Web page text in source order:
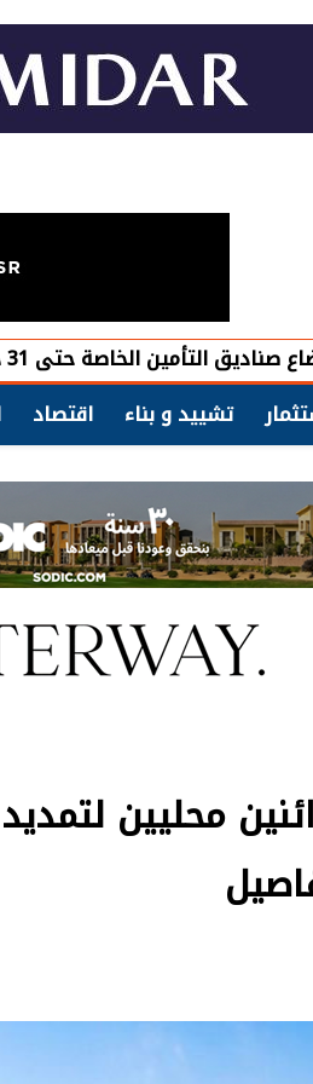
الخاصة حتى 31 ديسمبر
تشييد و بناء اقتصاد
محليين